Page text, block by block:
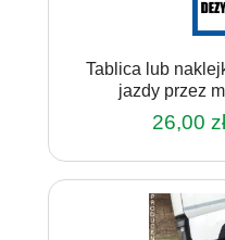
Tablica lub
jazdy przez
26,00 zł